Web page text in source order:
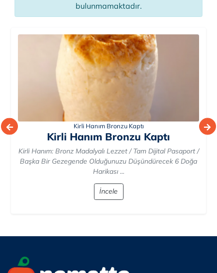
bulunmamaktadır.
Selam Dünyalı Biz Tostuz!
Selam Dünyalı Biz Tostuz!
Kaliforniya'daki Taqueria Garibaldi adlı restoran zinciri
çalışanlarının işe geç gelme, kasadan para çalma gibi
"günahları" işleyip işlemediğini öğrenmek ...
İncele